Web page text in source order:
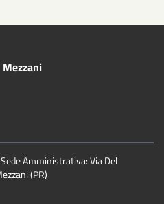
Amministrativa: Via Del
(PR)